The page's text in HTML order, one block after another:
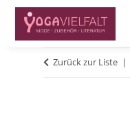
Zurück zur Liste